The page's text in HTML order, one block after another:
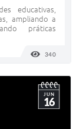
educativas,
ampliando a
práticas
340
JUN
16